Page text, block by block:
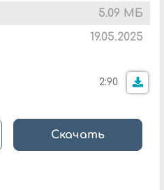
5.09 МБ
19.05.2025
2:90
Скачать